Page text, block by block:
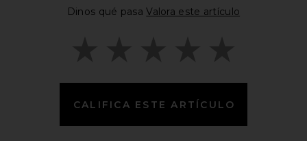
Dinos qué pasaValora este artículo
CALIFICA ESTE ARTÍCULO